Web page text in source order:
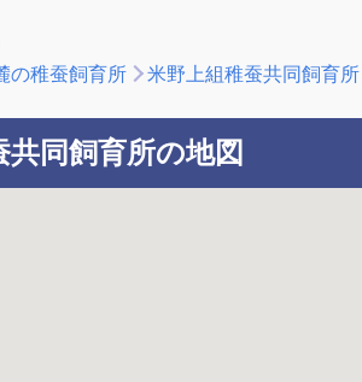
の稚蚕飼育所 米野上組稚蚕共同飼育所
同飼育所の地図